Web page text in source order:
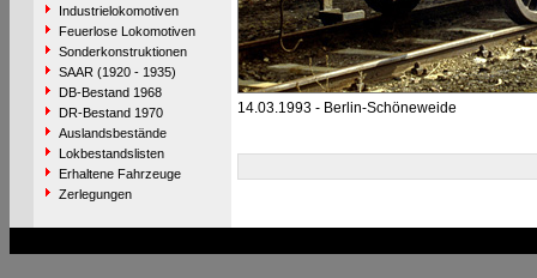
Industrielokomotiven
Feuerlose Lokomotiven
Sonderkonstruktionen
SAAR (1920 - 1935)
DB-Bestand 1968
DR-Bestand 1970
Auslandsbestände
Lokbestandslisten
Erhaltene Fahrzeuge
Zerlegungen
14.03.1993 - Berlin-Schöneweide